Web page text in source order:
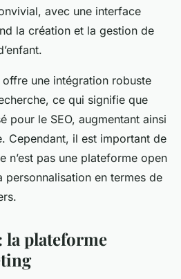
avec une interface
la création et la gestion de
une intégration robuste
ce qui signifie que
pour le SEO, augmentant ainsi
Cependant, il est important de
n’est pas une plateforme open
personnalisation en termes de
la plateforme